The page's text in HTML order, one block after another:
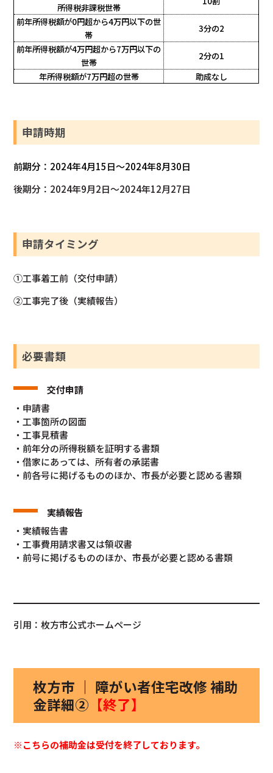
所得税非課税世帯
前年所得税額が0円超から4万円以下の世
帯
3分の2
前年所得税額が4万円超から7万円以下の
世帯
2分の1
年所得税額が7万円超の世帯
助成なし
申請時期
前期分：2024年4月15日～2024年8月30日
後期分：2024年9月2日～2024年12月27日
申請タイミング
①工事着工前（交付申請）
②工事完了後（実績報告）
必要書類
交付申請
・申請書
・工事箇所の図面
・工事見積書
・前年分の所得税額を証明する書類
・借家にあっては、所有者の承諾書
・前各号に掲げるもののほか、市長が必要と認める書類
実績報告
・実績報告書
・工事費用請求書又は領収書
・前号に掲げるもののほか、市長が必要と認める書類
引用：枚方市公式ホームページ
枚方市 ｜ 障がい者住宅改修 補助
金詳細② 【終了】
※こちらの補助金は受付を終了しております。